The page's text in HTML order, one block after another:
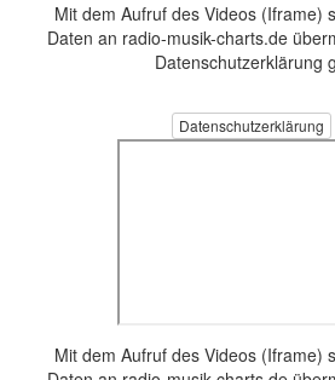
Mit dem Aufruf des Videos (Iframe)
Daten an radio-musik-charts.de
Datenschutzerklärung
Datenschutzerklärung
Mit dem Aufruf des Videos (Iframe)